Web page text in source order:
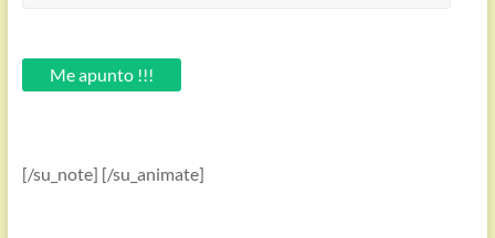
email.Me apunto !!!
[/su_note] [/su_animate]